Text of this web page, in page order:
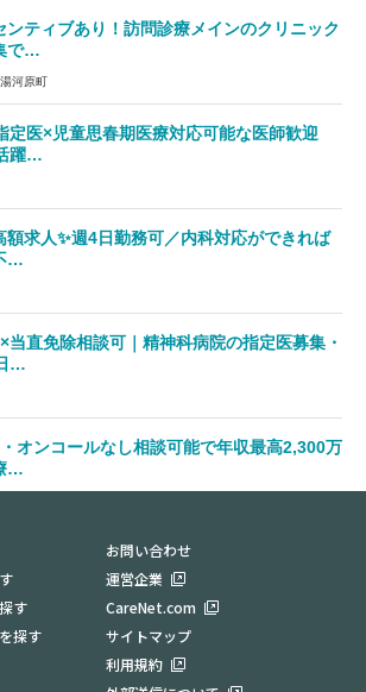
ティブあり！訪問診療メインのクリニック
で…
河原町
定医×児童思春期医療対応可能な医師歓迎
躍…
額求人✨週4日勤務可／内科対応ができれば
…
当直免除相談可｜精神科病院の指定医募集・
…
オンコールなし相談可能で年収最高2,300万
…
す
探す
お問い合わせ
運営企業
CareNet.com
サイトマップ
利用規約